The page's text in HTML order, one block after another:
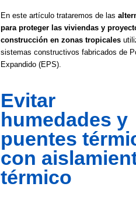
En este artículo trataremos de las
para proteger las viviendas y
construcción en zonas tropicales
sistemas constructivos fabricados de
Expandido (EPS).
Evitar
humedades y
puentes
con
térmico